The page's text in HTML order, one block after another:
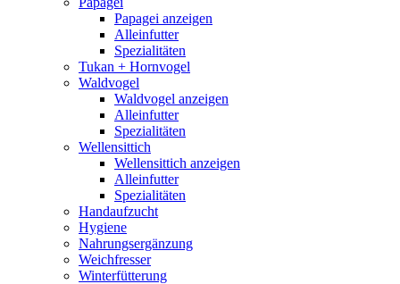
Papagei anzeigen
Alleinfutter
Spezialitäten
Tukan + Hornvogel
Waldvogel
Waldvogel anzeigen
Alleinfutter
Spezialitäten
Wellensittich
Wellensittich anzeigen
Alleinfutter
Spezialitäten
Handaufzucht
Hygiene
Nahrungsergänzung
Weichfresser
Winterfütterung